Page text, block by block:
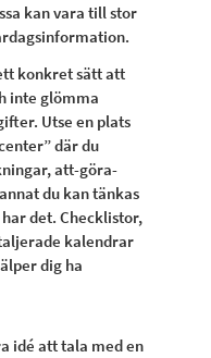
kan vara till stor
konkret sätt att
inte glömma
Utse en plats
där du
att-göra-
du kan tänkas
det. Checklistor,
kalendrar
dig ha
idé att tala med en